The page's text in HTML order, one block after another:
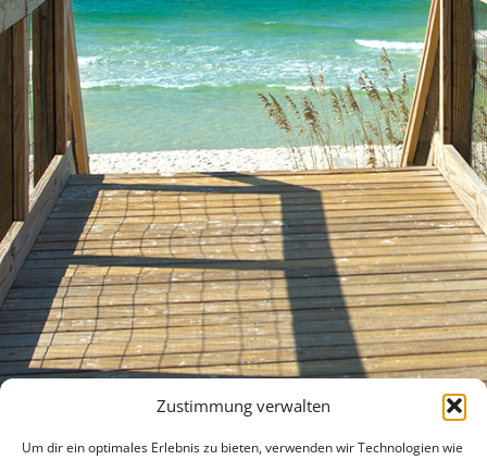
Zustimmung verwalten
Um dir ein optimales Erlebnis zu bieten, verwenden wir Technologien wie